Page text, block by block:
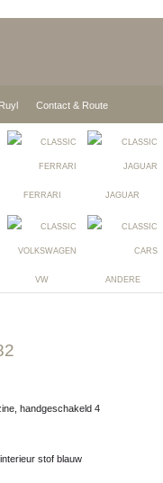
Contact & Route
FERRARI JAGUAR
VW ANDERE
stof blauw